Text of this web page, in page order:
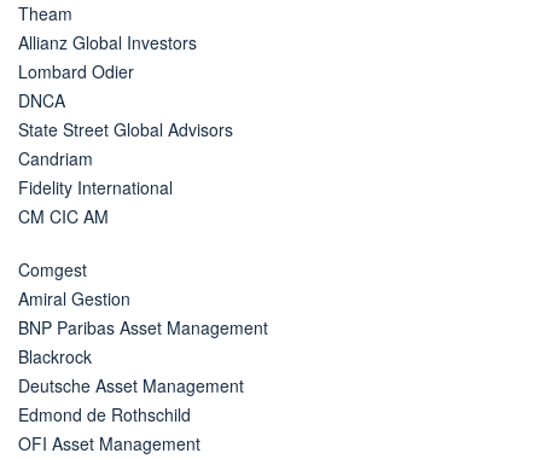
Theam
Allianz Global Investors
Lombard Odier
DNCA
State Street Global Advisors
Candriam
Fidelity International
CM CIC AM
Comgest
Amiral Gestion
BNP Paribas Asset Management
Blackrock
Deutsche Asset Management
Edmond de Rothschild
OFI Asset Management